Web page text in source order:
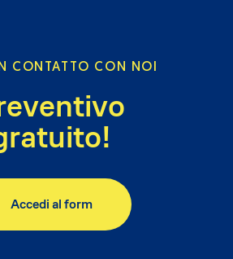
CONTATTO CON NOI
Accedi al form